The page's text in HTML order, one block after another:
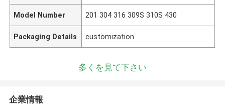
Model Number 201 304 316 309S 310S 430
Packaging Details customization
多くを見て下さい
企業情報